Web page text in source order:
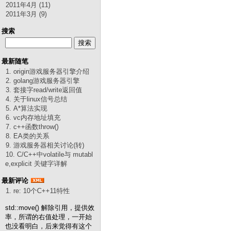
2011年4月 (11)
2011年3月 (9)
搜索
最新随笔
1. origin游戏服务器引擎介绍
2. golang游戏服务器引擎
3. 套接字read/write返回值
4. 关于linux信号总结
5. A*算法实现
6. vc内存地址填充
7. c++函数throw()
8. EA类的关系
9. 游戏服务器相关讨论(转)
10. C/C++中volatile与 mutabl
e,explicit 关键字详解
最新评论
1. re: 10个C++11特性
std::move() 解除引用，提供效
率，所谓的右值处理，一开始
也没看明白，后来觉得有这个